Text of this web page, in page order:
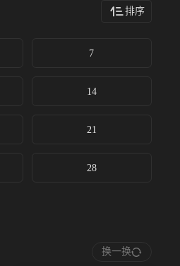
自己咸鱼翻身爽了一把的同
和唐奇携手策划了一系列新
排序
7
14
21
28
换一换